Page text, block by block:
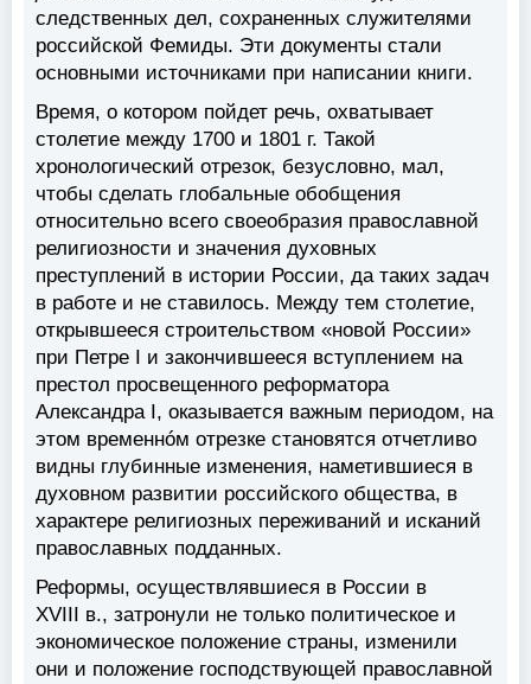
следственных дел, сохраненных служителями
российской Фемиды. Эти документы стали
основными источниками при написании книги.
Время, о котором пойдет речь, охватывает
столетие между 1700 и 1801 г. Такой
хронологический отрезок, безусловно, мал,
чтобы сделать глобальные обобщения
относительно всего своеобразия православной
религиозности и значения духовных
преступлений в истории России, да таких задач
в работе и не ставилось. Между тем столетие,
открывшееся строительством «новой России»
при Петре I и закончившееся вступлением на
престол просвещенного реформатора
Александра I, оказывается важным периодом, на
этом временнóм отрезке становятся отчетливо
видны глубинные изменения, наметившиеся в
духовном развитии российского общества, в
характере религиозных переживаний и исканий
православных подданных.
Реформы, осуществлявшиеся в России в
XVIII в., затронули не только политическое и
экономическое положение страны, изменили
они и положение господствующей православной